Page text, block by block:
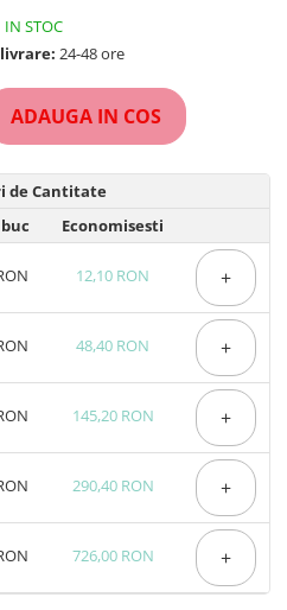
IN STOC
24-48 ore
ADAUGA IN COS
de Cantitate
Economisesti
12,10 RON +
48,40 RON +
145,20 RON +
290,40 RON +
726,00 RON +